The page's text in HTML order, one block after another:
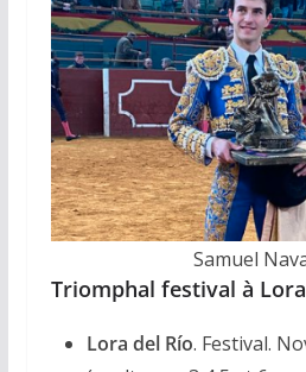
Samuel
Triomphal festival à
Lora del Río. Festival.